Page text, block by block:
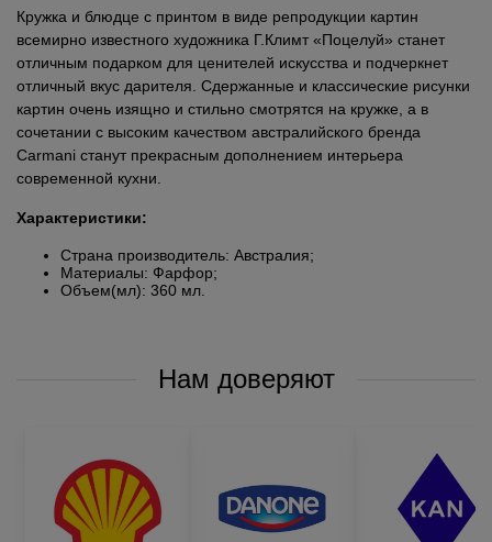
Кружка и блюдце с принтом в виде репродукции картин
всемирно известного художника Г.Климт «Поцелуй» станет
отличным подарком для ценителей искусства и подчеркнет
отличный вкус дарителя. Сдержанные и классические рисунки
картин очень изящно и стильно смотрятся на кружке, а в
сочетании с высоким качеством австралийского бренда
Carmani станут прекрасным дополнением интерьера
современной кухни.
Характеристики:
Страна производитель: Австралия;
Материалы: Фарфор;
Объем(мл): 360 мл.
Нам доверяют